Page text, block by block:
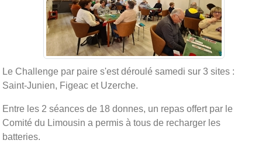
Le Challenge par paire s'est déroulé samedi sur 3 sites :
Saint-Junien, Figeac et Uzerche.
Entre les 2 séances de 18 donnes, un repas offert par le
Comité du Limousin a permis à tous de recharger les
batteries.